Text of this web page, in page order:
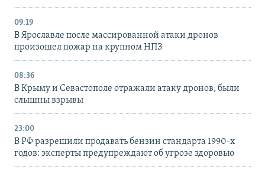
09:19
В Ярославле после массированной атаки дронов
произошел пожар на крупном НПЗ
08:36
В Крыму и Севастополе отражали атаку дронов, были
слышны взрывы
23:00
В РФ разрешили продавать бензин стандарта 1990-х
годов: эксперты предупреждают об угрозе здоровью